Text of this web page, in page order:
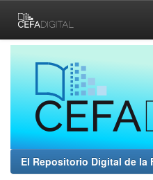
navigation
El Repositorio Digital de